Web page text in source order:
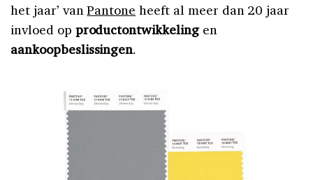
het jaar’ vanPantone heeft al meer dan 20 jaar
invloed op productontwikkelingen
aankoopbeslissingen.